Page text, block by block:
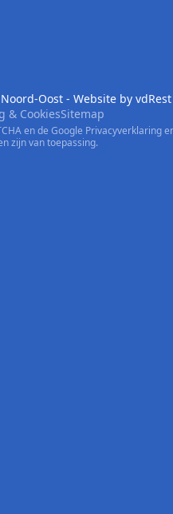
Oost - Website by vdRest
& CookiesSitemap
en de Google Privacyverklaring
zijn van toepassing.